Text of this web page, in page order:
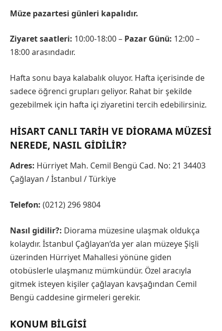
Müze pazartesi günleri kapalıdır.
Ziyaret saatleri: 10:00-18:00 – Pazar Günü: 12:00 –
18:00 arasındadır.
Hafta sonu baya kalabalık oluyor. Hafta içerisinde de
sadece öğrenci grupları geliyor. Rahat bir şekilde
gezebilmek için hafta içi ziyaretini tercih edebilirsiniz.
HISART CANLI TARIH VE DIORAMA MÜZESI
NEREDE, NASIL GIDILIR?
Adres: Hürriyet Mah. Cemil Bengü Cad. No: 21 34403
Çağlayan / İstanbul / Türkiye
Telefon: (0212) 296 9804
Nasıl gidilir?: Diorama müzesine ulaşmak oldukça
kolaydır. İstanbul Çağlayan’da yer alan müzeye Şişli
üzerinden Hürriyet Mahallesi yönüne giden
otobüslerle ulaşmanız mümkündür. Özel aracıyla
gitmek isteyen kişiler çağlayan kavşağından Cemil
Bengü caddesine girmeleri gerekir.
KONUM BILGISI